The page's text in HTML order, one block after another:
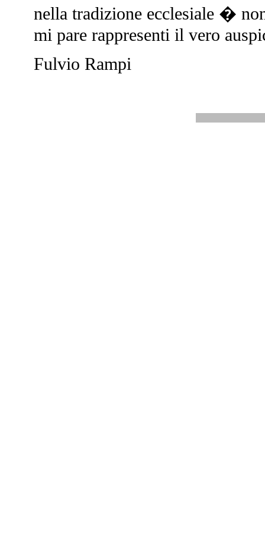
nella tradizione ecclesiale �
mi pare rappresenti il vero
Fulvio Rampi